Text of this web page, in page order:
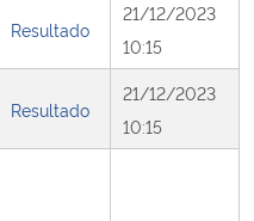
Resultado
21/12/2023
10:15
Resultado
21/12/2023
10:15